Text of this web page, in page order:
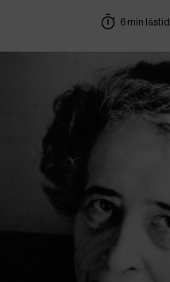
6 min lästid